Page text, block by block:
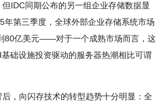
IDC同期公布的另一组企业存储数据显
年第三季度，全球外部企业存储系统市场
80亿美元——对于一个成熟市场而言，这
础设施投资驱动的服务器热潮相比可谓
，向闪存技术的转型趋势十分明显：全